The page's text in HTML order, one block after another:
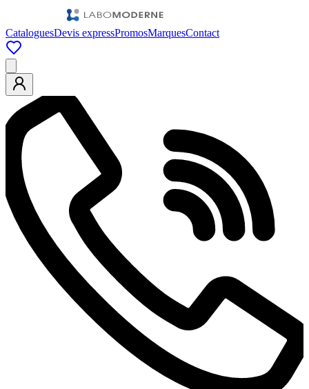
CataloguesDevis expressPromosMarquesContact